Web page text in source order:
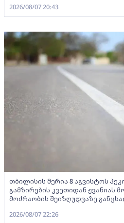
2026/08/07 20:43
თბილისის მერია 8 აგვისტოს
გამზირების კვეთიდან ჟვანიას
მოძრაობის შეიზღუდვაზე
2026/08/07 22:26